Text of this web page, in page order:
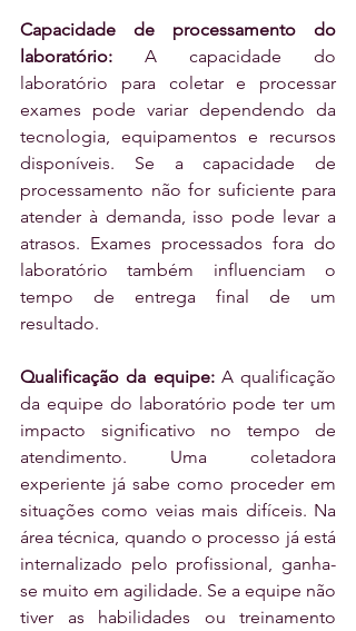
Capacidade de processamento do
laboratório: A capacidade do
laboratório para coletar e processar
exames pode variar dependendo da
tecnologia, equipamentos e recursos
disponíveis. Se a capacidade de
processamento não for suficiente para
atender à demanda, isso pode levar a
atrasos. Exames processados fora do
laboratório também influenciam o
tempo de entrega final de um
resultado.
Qualificação da equipe: A qualificação
da equipe do laboratório pode ter um
impacto significativo no tempo de
atendimento. Uma coletadora
experiente já sabe como proceder em
situações como veias mais difíceis. Na
área técnica, quando o processo já está
internalizado pelo profissional, ganha-
se muito em agilidade. Se a equipe não
tiver as habilidades ou treinamento